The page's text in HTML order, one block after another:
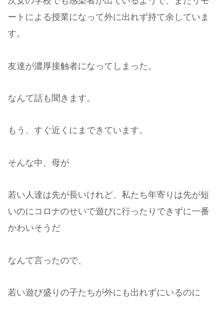
ートによる授業になって外に出れず持て余していま
す。
友達が濃厚接触者になってしまった。
なんて話も聞きます。
もう、すぐ近くにまできています。
そんな中、母が
若い人達は先が長いけれど、私たち年寄りは先が短
いのにコロナのせいで遊びに行ったりできずに一番
かわいそうだ
なんて言ったので、
若い遊び盛りの子たちが外にも出れずにいるのに